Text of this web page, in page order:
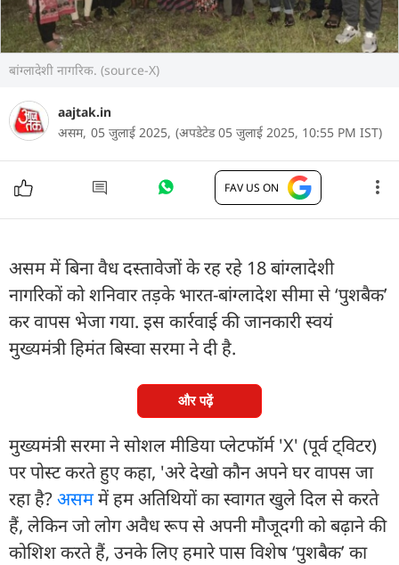
बांग्लादेशी नागरिक. (source-X)
aajtak.in
असम, 05 जुलाई 2025, (अपडेटेड 05 जुलाई 2025, 10:55 PM IST)
FAV US ON
असम में बिना वैध दस्तावेजों के रह रहे 18 बांग्लादेशी
नागरिकों को शनिवार तड़के भारत-बांग्लादेश सीमा से ‘पुशबैक’
कर वापस भेजा गया. इस कार्रवाई की जानकारी स्वयं
मुख्यमंत्री हिमंत बिस्वा सरमा ने दी है.
और पढ़ें
मुख्यमंत्री सरमा ने सोशल मीडिया प्लेटफॉर्म 'X' (पूर्व ट्विटर)
पर पोस्ट करते हुए कहा, 'अरे देखो कौन अपने घर वापस जा
रहा है? असममें हम अतिथियों का स्वागत खुले दिल से करते
हैं, लेकिन जो लोग अवैध रूप से अपनी मौजूदगी को बढ़ाने की
कोशिश करते हैं, उनके लिए हमारे पास विशेष ‘पुशबैक’ का